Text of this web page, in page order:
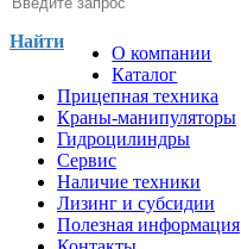
Найти
О компании
Каталог
Прицепная техника
Краны-манипуляторы
Гидроцилиндры
Сервис
Наличие техники
Лизинг и субсидии
Полезная информация